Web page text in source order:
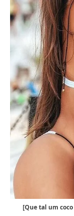
[Que tal um